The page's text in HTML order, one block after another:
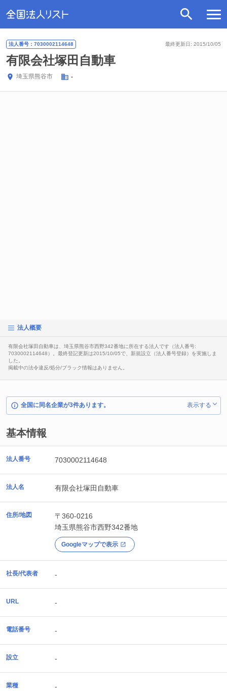
最終更新日: 2015/10/05
法人番号：7030002114648
有限会社塚田自動車
埼玉県熊谷市 -
法人概要
有限会社塚田自動車は、埼玉県熊谷市西野342番地に所在する法人です（法人番号:
7030002114648）。最終登記更新は2015/10/05で、新規設立（法人番号登録）を実施しま
した。
掲載中の法令違反/処分/ブラック情報はありません。
全国に同名企業が3件あります。 表示する
基本情報
法人番号 7030002114648
法人名 有限会社塚田自動車
住所/地図
〒360-0216
埼玉県熊谷市西野342番地
Googleマップで表示
社長/代表者 -
URL -
電話番号 -
設立 -
業種 -